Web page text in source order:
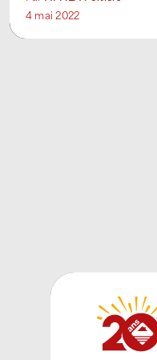
4 mai 2022